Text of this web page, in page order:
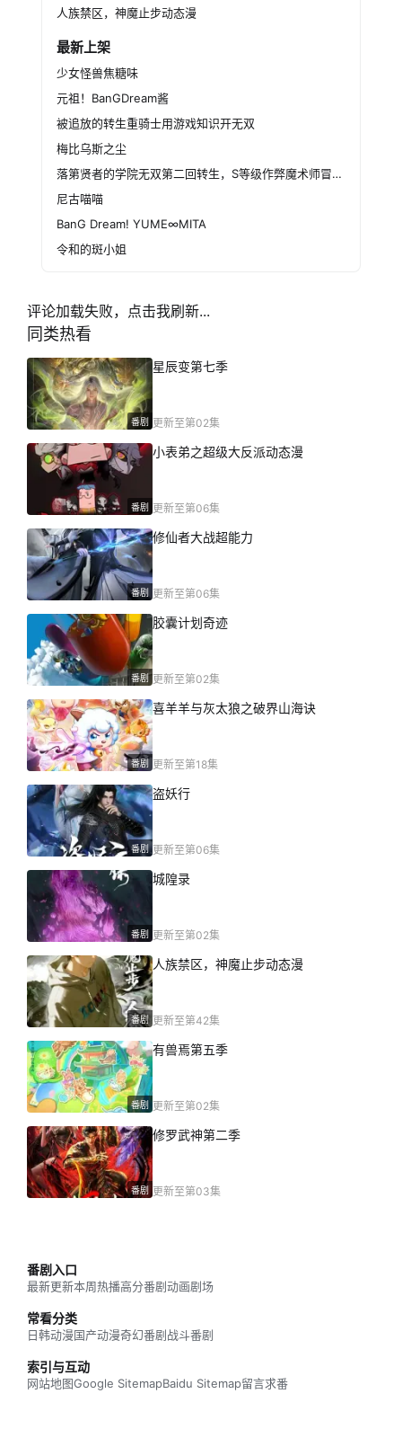
人族禁区，神魔止步动态漫
最新上架
少女怪兽焦糖味
元祖！BanGDream酱
被追放的转生重骑士用游戏知识开无双
梅比乌斯之尘
落第贤者的学院无双第二回转生，S等级作弊魔术师冒险记
尼古喵喵
BanG Dream! YUME∞MITA
令和的斑小姐
评论加载失败，点击我刷新...
同类热看
番剧
星辰变第七季
更新至第02集
番剧
小表弟之超级大反派动态漫
更新至第06集
番剧
修仙者大战超能力
更新至第06集
番剧
胶囊计划奇迹
更新至第02集
番剧
喜羊羊与灰太狼之破界山海诀
更新至第18集
番剧
盗妖行
更新至第06集
番剧
城隍录
更新至第02集
番剧
人族禁区，神魔止步动态漫
更新至第42集
番剧
有兽焉第五季
更新至第02集
番剧
修罗武神第二季
更新至第03集
番剧入口
最新更新本周热播高分番剧动画剧场
常看分类
日韩动漫国产动漫奇幻番剧战斗番剧
索引与互动
网站地图Google SitemapBaidu Sitemap留言求番